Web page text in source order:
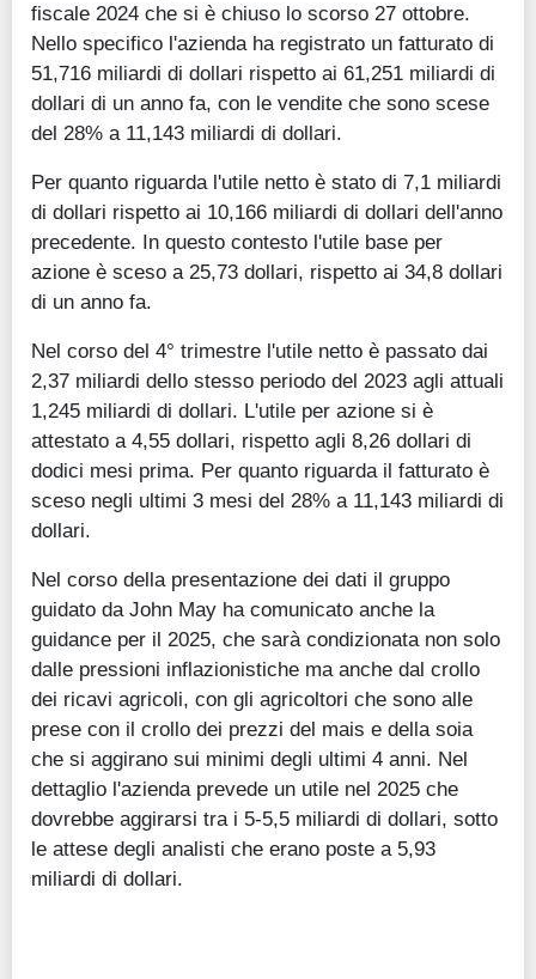
fiscale 2024 che si è chiuso lo scorso 27 ottobre.
Nello specifico l'azienda ha registrato un fatturato di
51,716 miliardi di dollari rispetto ai 61,251 miliardi di
dollari di un anno fa, con le vendite che sono scese
del 28% a 11,143 miliardi di dollari.
Per quanto riguarda l'utile netto è stato di 7,1 miliardi
di dollari rispetto ai 10,166 miliardi di dollari dell'anno
precedente. In questo contesto l'utile base per
azione è sceso a 25,73 dollari, rispetto ai 34,8 dollari
di un anno fa.
Nel corso del 4° trimestre l'utile netto è passato dai
2,37 miliardi dello stesso periodo del 2023 agli attuali
1,245 miliardi di dollari. L'utile per azione si è
attestato a 4,55 dollari, rispetto agli 8,26 dollari di
dodici mesi prima. Per quanto riguarda il fatturato è
sceso negli ultimi 3 mesi del 28% a 11,143 miliardi di
dollari.
Nel corso della presentazione dei dati il gruppo
guidato da John May ha comunicato anche la
guidance per il 2025, che sarà condizionata non solo
dalle pressioni inflazionistiche ma anche dal crollo
dei ricavi agricoli, con gli agricoltori che sono alle
prese con il crollo dei prezzi del mais e della soia
che si aggirano sui minimi degli ultimi 4 anni. Nel
dettaglio l'azienda prevede un utile nel 2025 che
dovrebbe aggirarsi tra i 5-5,5 miliardi di dollari, sotto
le attese degli analisti che erano poste a 5,93
miliardi di dollari.